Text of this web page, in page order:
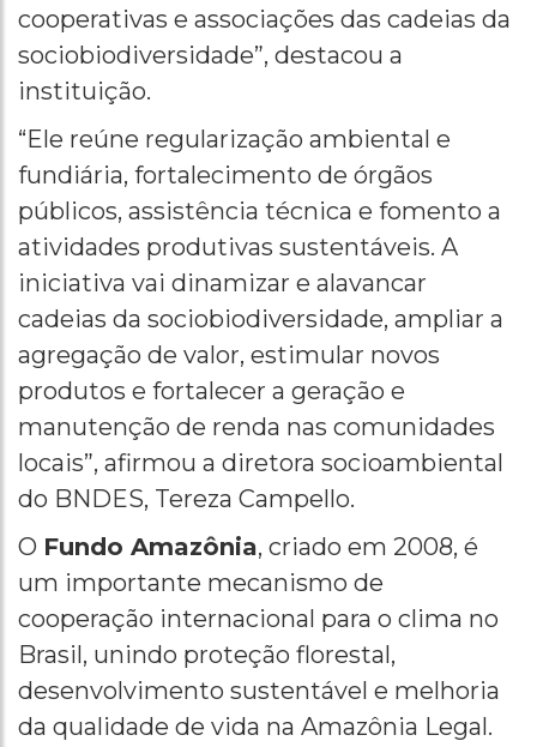
cooperativas e associações das cadeias da
sociobiodiversidade”, destacou a
instituição.
“Ele reúne regularização ambiental e
fundiária, fortalecimento de órgãos
públicos, assistência técnica e fomento a
atividades produtivas sustentáveis. A
iniciativa vai dinamizar e alavancar
cadeias da sociobiodiversidade, ampliar a
agregação de valor, estimular novos
produtos e fortalecer a geração e
manutenção de renda nas comunidades
locais”, afirmou a diretora socioambiental
do BNDES, Tereza Campello.
O Fundo Amazônia, criado em 2008, é
um importante mecanismo de
cooperação internacional para o clima no
Brasil, unindo proteção florestal,
desenvolvimento sustentável e melhoria
da qualidade de vida na Amazônia Legal.